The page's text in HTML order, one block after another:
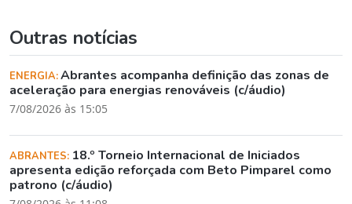
Outras notícias
ENERGIA:Abrantes acompanha definição das zonas de
aceleração para energias renováveis (c/áudio)
7/08/2026 às 15:05
ABRANTES: 18.º Torneio Internacional de Iniciados
apresenta edição reforçada com Beto Pimparel como
patrono (c/áudio)